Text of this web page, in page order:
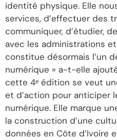
identité physique. Elle
services, d’effectuer des
communiquer, d’étudier,
avec les administrations
constitue désormais l’un
numérique » a-t-elle
cette 4ᵉ édition se veut
et d’action pour anticiper
numérique. Elle marque
la construction d’une
données en Côte d’Ivoire